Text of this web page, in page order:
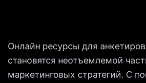
Онлайн ресурсы для
становятся неотъемлемой
маркетинговых стратегий. С